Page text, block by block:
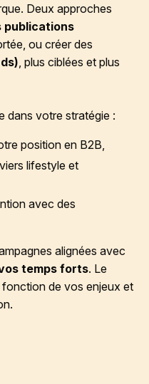
Deux approches
publications
ou créer des
, plus ciblées et plus
dans votre stratégie :
position en B2B,
lifestyle et
avec des
alignées avec
temps forts. Le
de vos enjeux et